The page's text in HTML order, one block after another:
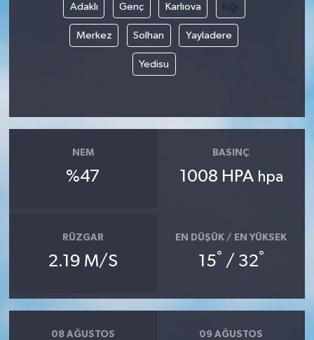
Adaklı Genç Karlıova Kiğı
Merkez Solhan Yayladere
Yedisu
NEM
%47
BASINÇ
1008 HPA hpa
RÜZGAR
2.19 M/S
EN DÜŞÜK / EN YÜKSEK
15° / 32°
08 AĞUSTOS 09 AĞUSTOS